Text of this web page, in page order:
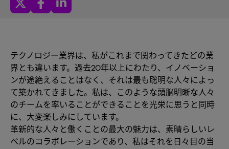
テクノロジー業界は、私がこれまで関わってきたどの業
界とも違います。過去20年以上にわたり、イノベーショ
ンが途絶えることはなく、それは最も聡明な人々によっ
て築かれてきました。私は、このような頭脳明晰な人々
のチームを率いることができることを光栄に思うと同時
に、大変楽しみにしています。
革新的な人々と働くことの最大の魅力は、素晴らしいレ
ベルのコラボレーションであり、私はそれを日々目の当